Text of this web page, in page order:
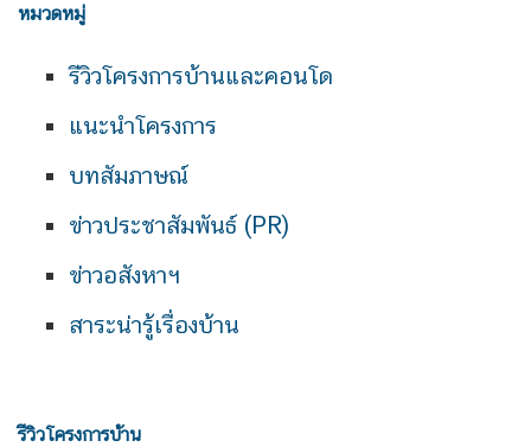
หมวดหมู่
รีวิวโครงการบ้านและคอนโด
แนะนำโครงการ
บทสัมภาษณ์
ข่าวประชาสัมพันธ์ (PR)
ข่าวอสังหาฯ
สาระน่ารู้เรื่องบ้าน
รีวิวโครงการบ้าน